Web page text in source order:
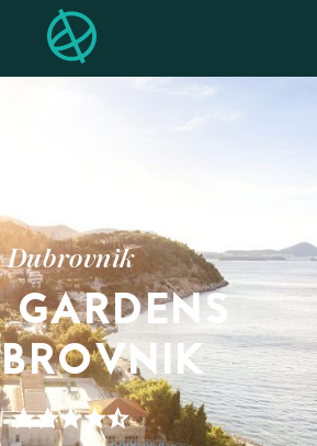
Dubrovnik
GARDENS